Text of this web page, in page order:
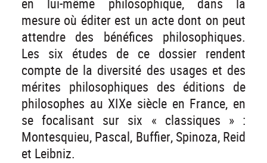
mesure où éditer est un acte dont on peut
attendre des bénéfices philosophiques.
Les six études de ce dossier rendent
compte de la diversité des usages et des
mérites philosophiques des éditions de
philosophes au XIXe siècle en France, en
se focalisant sur six « classiques » :
Montesquieu, Pascal, Buffier, Spinoza, Reid
et Leibniz.